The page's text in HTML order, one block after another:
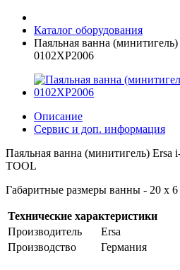
Каталог оборудования
Паяльная ванна
0102XP2006
Описание
Сервис и доп. информация
Паяльная ванна (минитигель) Ersa
TOOL
Габаритные размеры ванны - 20 x
Технические характеристики
Производитель
Ersa
Производство
Германия